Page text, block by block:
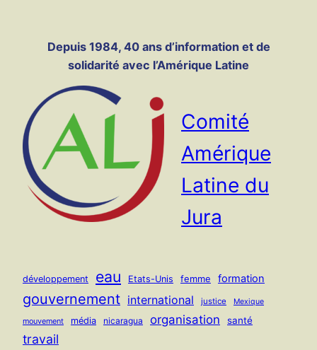
contenuDepuis 1984, 40 ans d’information et de
solidarité avec l’Amérique Latine
Comité
Amérique
Latine du
Jura
développement eau Etats-Unis femme formation
gouvernement international justice Mexique
mouvement média nicaragua organisation santé
travail